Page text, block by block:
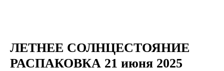
ЛЕТНЕЕ СОЛНЦЕСТОЯНИЕ
РАСПАКОВКА 21 июня 2025